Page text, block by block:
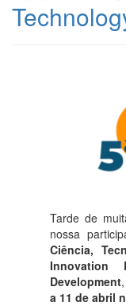
Tarde de
nossa
Ciência,
Innovation
Development
a 11 de abril